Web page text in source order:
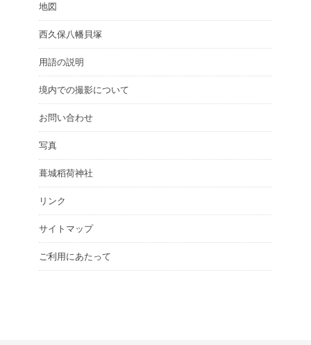
地図
西久保八幡貝塚
用語の説明
境内での撮影について
お問い合わせ
写真
葺城稻荷神社
リンク
サイトマップ
ご利用にあたって